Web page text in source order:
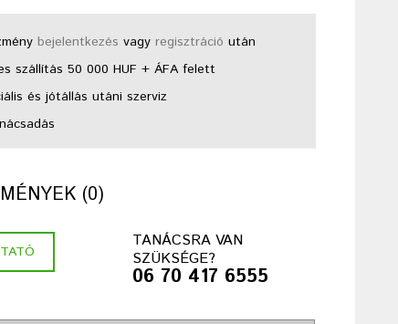
bejelentkezés vagyregisztráció után
szállítás 50 000 HUF + ÁFA felett
és jótállás utáni szerviz
(0)
TANÁCSRA VAN
SZÜKSÉGE?
06 70 417 6555